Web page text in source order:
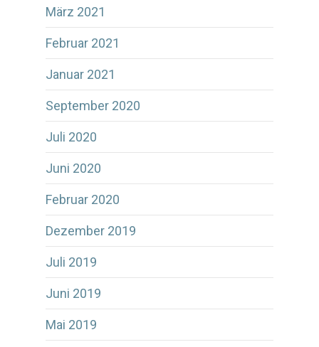
März 2021
Februar 2021
Januar 2021
September 2020
Juli 2020
Juni 2020
Februar 2020
Dezember 2019
Juli 2019
Juni 2019
Mai 2019